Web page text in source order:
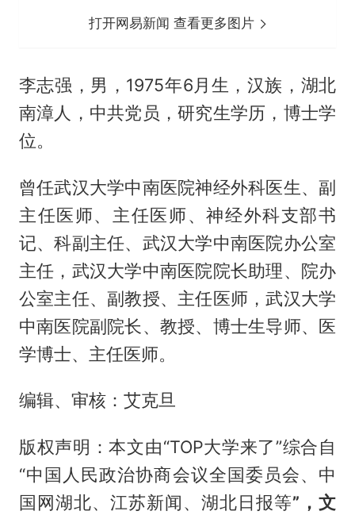
打开网易新闻 查看更多图片
李志强，男，1975年6月生，汉族，湖北
南漳人，中共党员，研究生学历，博士学
位。
曾任武汉大学中南医院神经外科医生、副
主任医师、主任医师、神经外科支部书
记、科副主任、武汉大学中南医院办公室
主任，武汉大学中南医院院长助理、院办
公室主任、副教授、主任医师，武汉大学
中南医院副院长、教授、博士生导师、医
学博士、主任医师。
编辑、审核：艾克旦
版权声明：本文由“TOP大学来了”综合自
“中国人民政治协商会议全国委员会、中
国网湖北、江苏新闻、湖北日报等”，文